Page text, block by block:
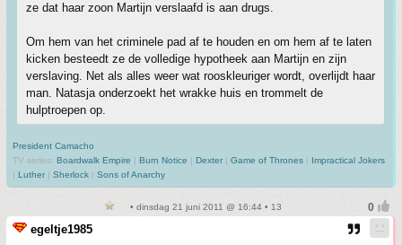
ze dat haar zoon Martijn verslaafd is aan drugs.
Om hem van het criminele pad af te houden en om hem af te laten
kicken besteedt ze de volledige hypotheek aan Martijn en zijn
verslaving. Net als alles weer wat rooskleuriger wordt, overlijdt haar
man. Natasja onderzoekt het wrakke huis en trommelt de
hulptroepen op.
President Camacho
TV series: Boardwalk Empire | Burn Notice | Dexter | Game of Thrones | Impractical Jokers
| Luther | Sherlock | Sons of Anarchy
• dinsdag 21 juni 2011 @ 16:44 • 13
egeltje1985